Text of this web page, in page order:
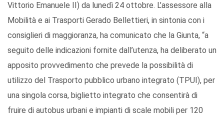
Vittorio Emanuele II) da lunedì 24 ottobre. L’assessore alla
Mobilità e ai Trasporti Gerado Bellettieri, in sintonia con i
consiglieri di maggioranza, ha comunicato che la Giunta, “a
seguito delle indicazioni fornite dall’utenza, ha deliberato un
apposito provvedimento che prevede la possibilità di
utilizzo del Trasporto pubblico urbano integrato (TPUI), per
una singola corsa, biglietto integrato che consentirà di
fruire di autobus urbani e impianti di scale mobili per 120